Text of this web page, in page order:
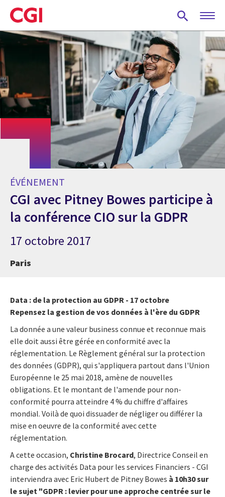
Skip
to
main
content
ÉVÉNEMENT
CGI avec Pitney Bowes participe à
la conférence CIO sur la GDPR
17 octobre 2017
Paris
Data : de la protection au GDPR - 17 octobre
Repensez la gestion de vos données à l'ère du GDPR
La donnée a une valeur business connue et reconnue mais
elle doit aussi être gérée en conformité avec la
réglementation. Le Règlement général sur la protection
des données (GDPR), qui s'appliquera partout dans l'Union
Européenne le 25 mai 2018, amène de nouvelles
obligations. Et le montant de l'amende pour non-
conformité pourra atteindre 4 % du chiffre d'affaires
mondial. Voilà de quoi dissuader de négliger ou différer la
mise en oeuvre de la conformité avec cette
réglementation.
A cette occasion, Christine Brocard, Directrice Conseil en
charge des activités Data pour les services Financiers - CGI
interviendra avec Eric Hubert de Pitney Bowes à 10h30 sur
le sujet "GDPR : levier pour une approche centrée sur le